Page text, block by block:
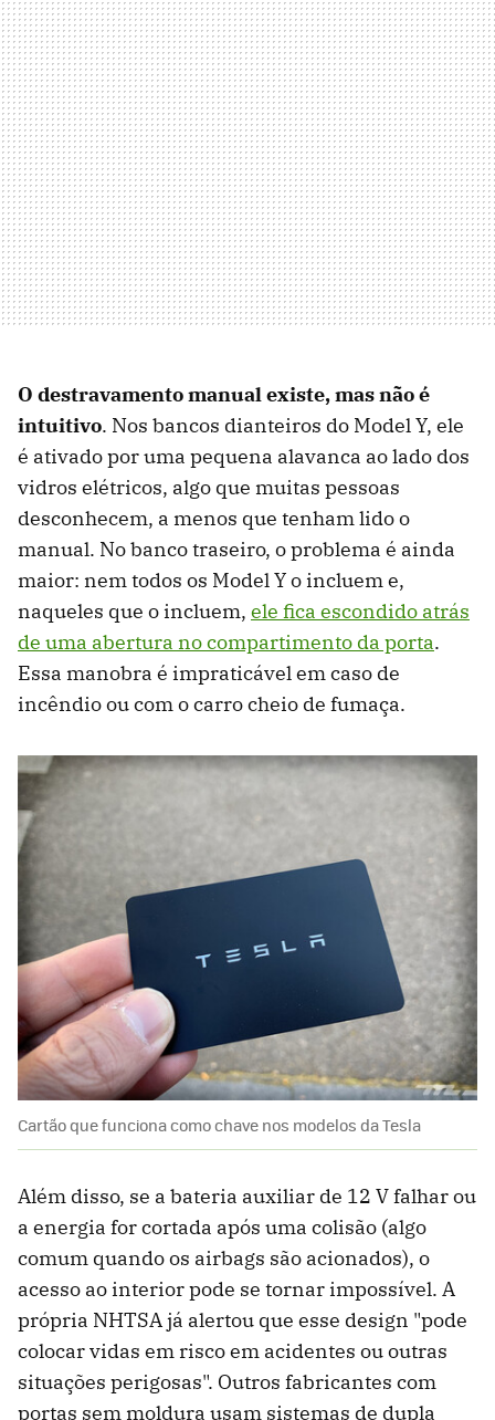
O destravamento manual existe, mas não é
intuitivo. Nos bancos dianteiros do Model Y, ele
é ativado por uma pequena alavanca ao lado dos
vidros elétricos, algo que muitas pessoas
desconhecem, a menos que tenham lido o
manual. No banco traseiro, o problema é ainda
maior: nem todos os Model Y o incluem e,
naqueles que o incluem, ele fica escondido atrás
de uma abertura no compartimento da porta.
Essa manobra é impraticável em caso de
incêndio ou com o carro cheio de fumaça.
Cartão que funciona como chave nos modelos da Tesla
Além disso, se a bateria auxiliar de 12 V falhar ou
a energia for cortada após uma colisão (algo
comum quando os airbags são acionados), o
acesso ao interior pode se tornar impossível. A
própria NHTSA já alertou que esse design "pode ​​
colocar vidas em risco em acidentes ou outras
situações perigosas". Outros fabricantes com
portas sem moldura usam sistemas de dupla